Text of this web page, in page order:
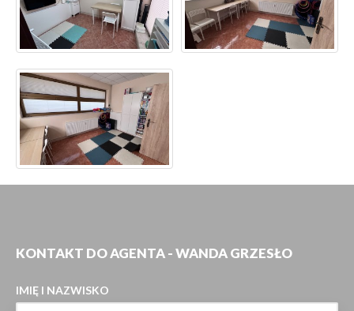
KONTAKT DO AGENTA - WANDA GRZESŁO
IMIĘ I NAZWISKO